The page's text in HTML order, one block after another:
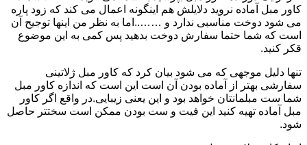
کاور مبل آماده نروید دلایلش هم اینگونه اعمال می کند که زود پاره
می شود دوخت مناسبی ندارد و ……..اما به نظر من اینها توجیح آن
است که شما حتما سفارش دوخت بدهید پس کمی به این موضوع
قکر کنید.
تنها دلیل موجهی که می شود بیان کرد که کاور مبل ژلاتینی
سفارشی بهتر از آماده بودن آن است این است که اندازه کاور مبل
شما ست مبلمانتان خواهد بود و این یعنی زیبایی.در واقع اگر کاور
مبل آماده تهیه کنید این فیت و ست بودن ممکن است سختتر حاصل
شود.